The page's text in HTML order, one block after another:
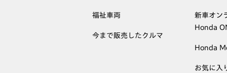
福祉車両
今まで販売したクルマ
新車オン
Honda
Honda
お気に入